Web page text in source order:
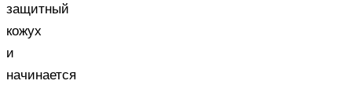
защитный
кожух
и
начинается